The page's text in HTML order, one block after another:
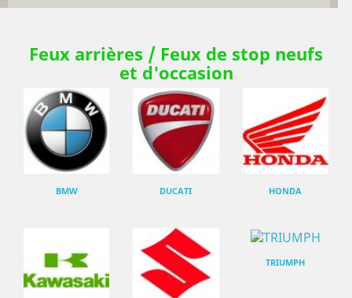
Feux arrières / Feux de stop neufs
et d'occasion
BMW DUCATI HONDA
TRIUMPH